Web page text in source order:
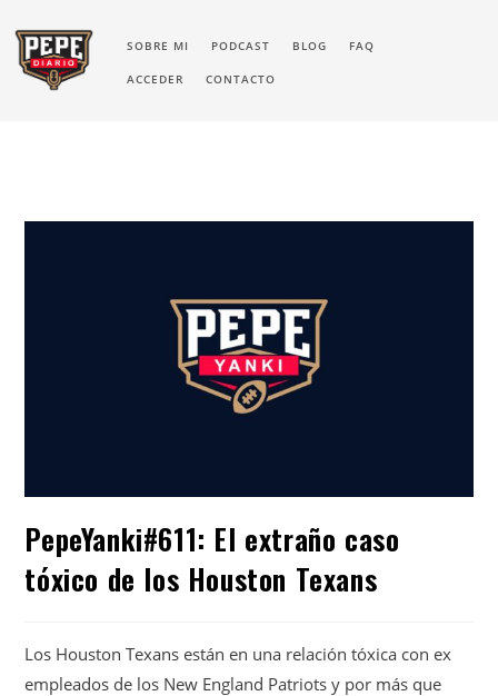
SOBRE MI PODCAST BLOG FAQ
ACCEDER CONTACTO
PepeYanki#611: El extraño caso
tóxico de los Houston Texans
Los Houston Texans están en una relación tóxica con ex
empleados de los New England Patriots y por más que